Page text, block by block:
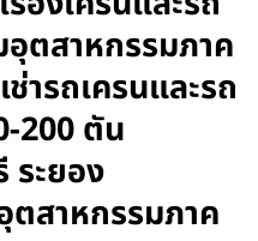
ตสาหกรรมภาค
ารถเครนและรถ
200 ตัน
ะยอง
ตสาหกรรมภาค